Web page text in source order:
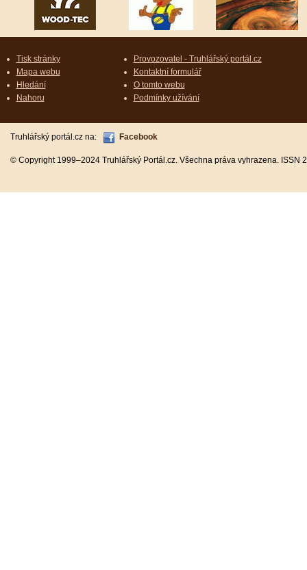
Tisk stránky
Mapa webu
Hledání
Nahoru
Provozovatel - Truhlářský portál.cz
Kontaktní formulář
O tomto webu
Podmínky užívání
Truhlářský portál.cz na: Facebook
© Copyright 1999–2024 Truhlářský Portál.cz. Všechna práva vyhrazena.